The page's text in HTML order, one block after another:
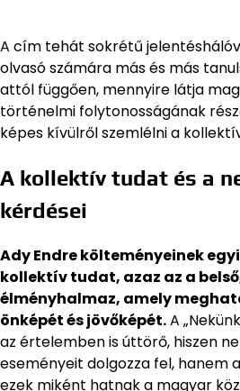
A cím tehát sokrétű
olvasó számára más és más
attól függően, mennyire látja
történelmi folytonosságának
képes kívülről szemlélni a
A kollektív tudat és a
kérdései
Ady Endre költeményeinek
kollektív tudat, azaz az a
élményhalmaz, amely
önképét és jövőképét.A
az értelemben is úttörő, hiszen
eseményeit dolgozza fel, hanem
ezek miként hatnak a magyar